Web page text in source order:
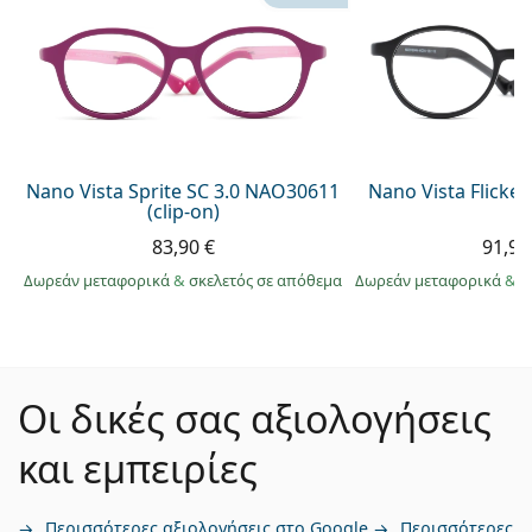
Nano Vista Sprite SC 3.0 NAO30611
(clip-on)
83,90 €
Δωρεάν μεταφορικά& σκελετός σε απόθεμα
Nano Vista
Δωρεάν μεταφορικά&
Οι δικές σας αξιολογήσεις
και εμπειρίες